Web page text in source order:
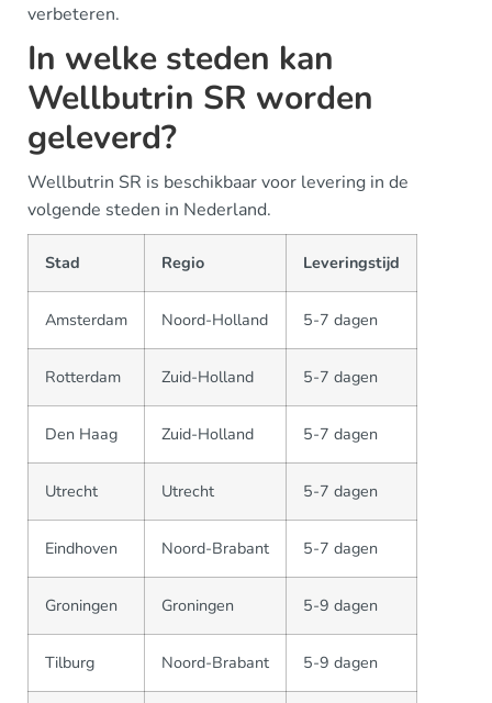
verbeteren.
In welke steden kan
Wellbutrin SR worden
geleverd?
Wellbutrin SR is beschikbaar voor levering in de
volgende steden in Nederland.
Stad Regio Leveringstijd
Amsterdam Noord-Holland 5-7 dagen
Rotterdam Zuid-Holland 5-7 dagen
Den Haag Zuid-Holland 5-7 dagen
Utrecht Utrecht 5-7 dagen
Eindhoven Noord-Brabant 5-7 dagen
Groningen Groningen 5-9 dagen
Tilburg Noord-Brabant 5-9 dagen